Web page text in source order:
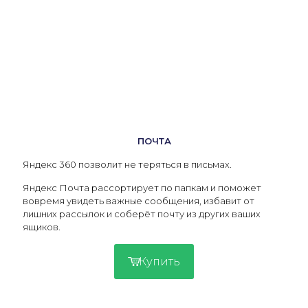
ПОЧТА
Яндекс 360 позволит не теряться в письмах.
Яндекс Почта рассортирует по папкам и поможет
вовремя увидеть важные сообщения, избавит от
лишних рассылок и соберёт почту из других ваших
ящиков.
Купить